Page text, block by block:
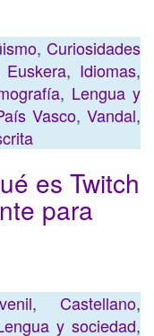
,Curiosidades
Euskera, Idiomas,
, Lengua y
Vasco,Vandal,
es Twitch
para
, Castellano,
y sociedad,